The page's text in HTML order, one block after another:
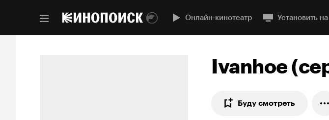
Онлайн-кинотеатр Установить
Ivanhoe(
Буду смотреть